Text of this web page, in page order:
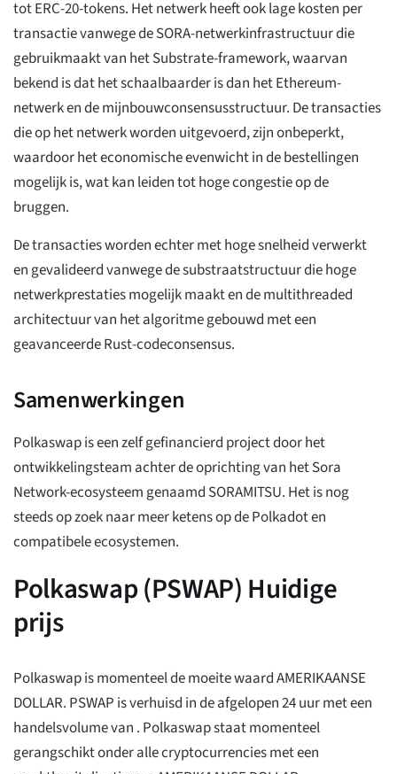
tot ERC-20-tokens. Het netwerk heeft ook lage kosten per
transactie vanwege de SORA-netwerkinfrastructuur die
gebruikmaakt van het Substrate-framework, waarvan
bekend is dat het schaalbaarder is dan het Ethereum-
netwerk en de mijnbouwconsensusstructuur. De transacties
die op het netwerk worden uitgevoerd, zijn onbeperkt,
waardoor het economische evenwicht in de bestellingen
mogelijk is, wat kan leiden tot hoge congestie op de
bruggen.
De transacties worden echter met hoge snelheid verwerkt
en gevalideerd vanwege de substraatstructuur die hoge
netwerkprestaties mogelijk maakt en de multithreaded
architectuur van het algoritme gebouwd met een
geavanceerde Rust-codeconsensus.
Samenwerkingen
Polkaswap is een zelf gefinancierd project door het
ontwikkelingsteam achter de oprichting van het Sora
Network-ecosysteem genaamd SORAMITSU. Het is nog
steeds op zoek naar meer ketens op de Polkadot en
compatibele ecosystemen.
Polkaswap (PSWAP) Huidige
prijs
Polkaswap is momenteel de moeite waardAMERIKAANSE
DOLLAR. PSWAP is verhuisd in de afgelopen 24 uur met een
handelsvolume van . Polkaswap staat momenteel
gerangschiktonder alle cryptocurrencies met een